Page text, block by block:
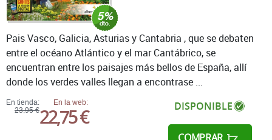
En tienda:
23,95 €
En la web:
22,75 € DISPONIBLE
Pais Vasco, Galicia, Asturias y Cantabria , que se debaten
entre el océano Atlántico y el mar Cantábrico, se
encuentran entre los paisajes más bellos de España, allí
donde los verdes valles llegan a encontrase ...